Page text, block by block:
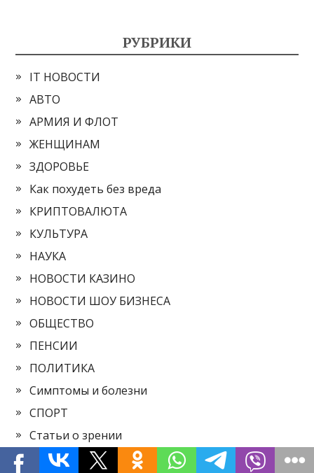
РУБРИКИ
IT НОВОСТИ
АВТО
АРМИЯ И ФЛОТ
ЖЕНЩИНАМ
ЗДОРОВЬЕ
Как похудеть без вреда
КРИПТОВАЛЮТА
КУЛЬТУРА
НАУКА
НОВОСТИ КАЗИНО
НОВОСТИ ШОУ БИЗНЕСА
ОБЩЕСТВО
ПЕНСИИ
ПОЛИТИКА
Симптомы и болезни
СПОРТ
Статьи о зрении
ФИНАНСЫ